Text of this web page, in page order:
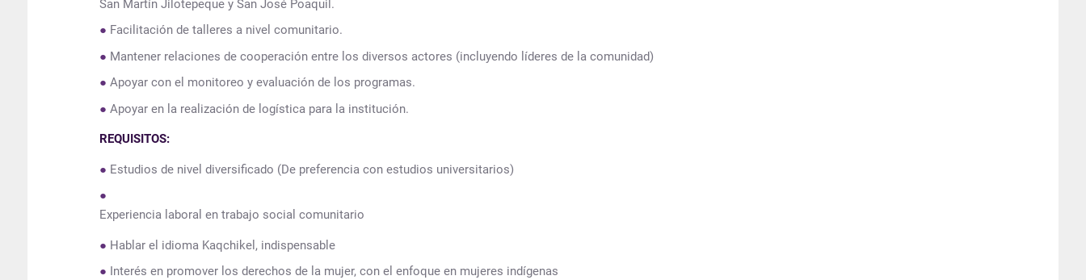
Facilitación de talleres a nivel comunitario.
Mantener relaciones de cooperación entre los diversos actores (incluyendo líderes de la comunidad)
Apoyar con el monitoreo y evaluación de los programas.
Apoyar en la realización de logística para la institución.
REQUISITOS:
Estudios de nivel diversificado (De preferencia con estudios universitarios)
Experiencia laboral en trabajo social comunitario
Hablar el idioma Kaqchikel, indispensable
Interés en promover los derechos de la mujer, con el enfoque en mujeres indígenas